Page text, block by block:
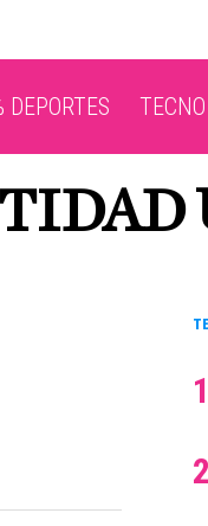
DEPORTES TECNO